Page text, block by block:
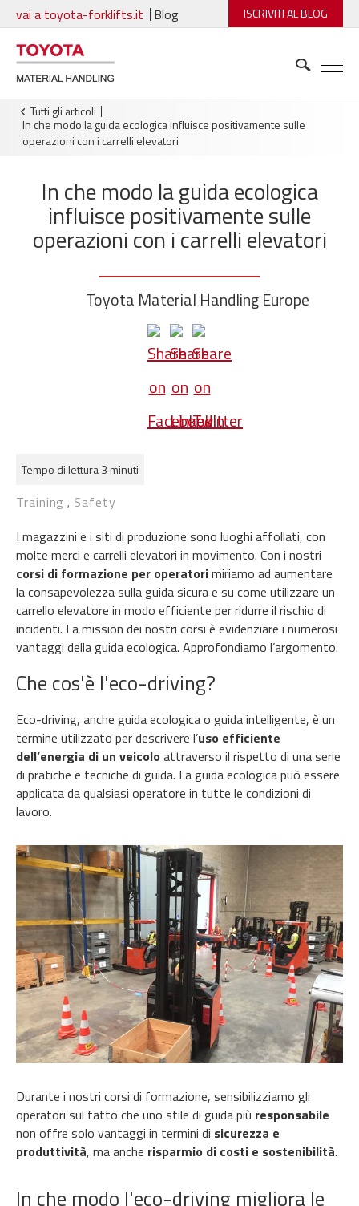
vai a toyota-forklifts.it Blog ISCRIVITI AL BLOG
Tutti gli articoli
In che modo la guida ecologica influisce positivamente sulle
operazioni con i carrelli elevatori
In che modo la guida ecologica
influisce positivamente sulle
operazioni con i carrelli elevatori
Toyota Material Handling Europe
Tempo di lettura 3 minuti
Training , Safety
I magazzini e i siti di produzione sono luoghi affollati, con
molte merci e carrelli elevatori in movimento. Con i nostri
corsi di formazione per operatorimiriamo ad aumentare
la consapevolezza sulla guida sicura e su come utilizzare un
carrello elevatore in modo efficiente per ridurre il rischio di
incidenti. La mission dei nostri corsi è evidenziare i numerosi
vantaggi della guida ecologica. Approfondiamo l’argomento.
Che cos'è l'eco-driving?
Eco-driving, anche guida ecologica o guida intelligente, è un
termine utilizzato per descrivere l’uso efficiente
dell’energia di un veicolo attraverso il rispetto di una serie
di pratiche e tecniche di guida. La guida ecologica può essere
applicata da qualsiasi operatore in tutte le condizioni di
lavoro.
Durante i nostri corsi di formazione, sensibilizziamo gli
operatori sul fatto che uno stile di guida più responsabile
non offre solo vantaggi in termini di sicurezza e
produttività, ma anche risparmio di costi e sostenibilità.
In che modo l'eco-driving migliora le